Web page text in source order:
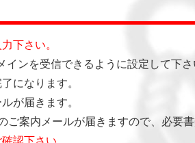
下さい。
ンを受信できるように設定して下さ
になります。
が届きます。
ご案内メールが届きますので、必要
認下さい。